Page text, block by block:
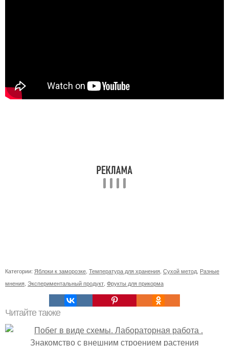
Категории: Яблоки к заморозке Температура для хранения Сухой метод Разные
мнения Экспериментальный продукт Фрукты для прикорма
Читайте также